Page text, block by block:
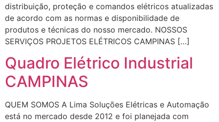
distribuição, proteção e comandos elétricos atualizadas
de acordo com as normas e disponibilidade de
produtos e técnicas do nosso mercado. NOSSOS
SERVIÇOS PROJETOS ELÉTRICOS CAMPINAS […]
Quadro Elétrico Industrial
CAMPINAS
QUEM SOMOS A Lima Soluções Elétricas e Automação
está no mercado desde 2012 e foi planejada com